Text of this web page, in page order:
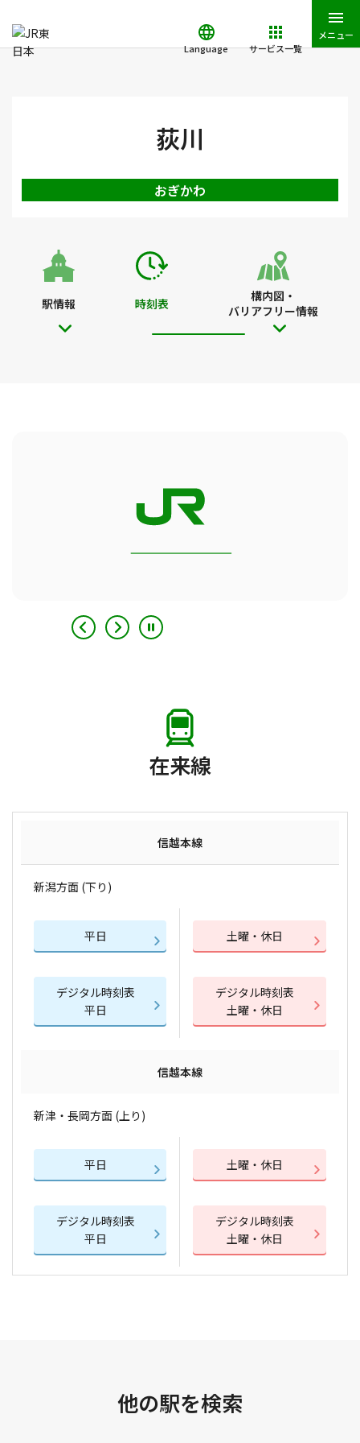
Language サービス一覧
メニュー
荻川
おぎかわ
駅情報 時刻表
構内図・
バリアフリー情報
在来線
信越本線
新潟方面 (下り)
平日 土曜・休日
デジタル時刻表
平日
デジタル時刻表
土曜・休日
信越本線
新津・長岡方面 (上り)
平日 土曜・休日
デジタル時刻表
平日
デジタル時刻表
土曜・休日
他の駅を検索